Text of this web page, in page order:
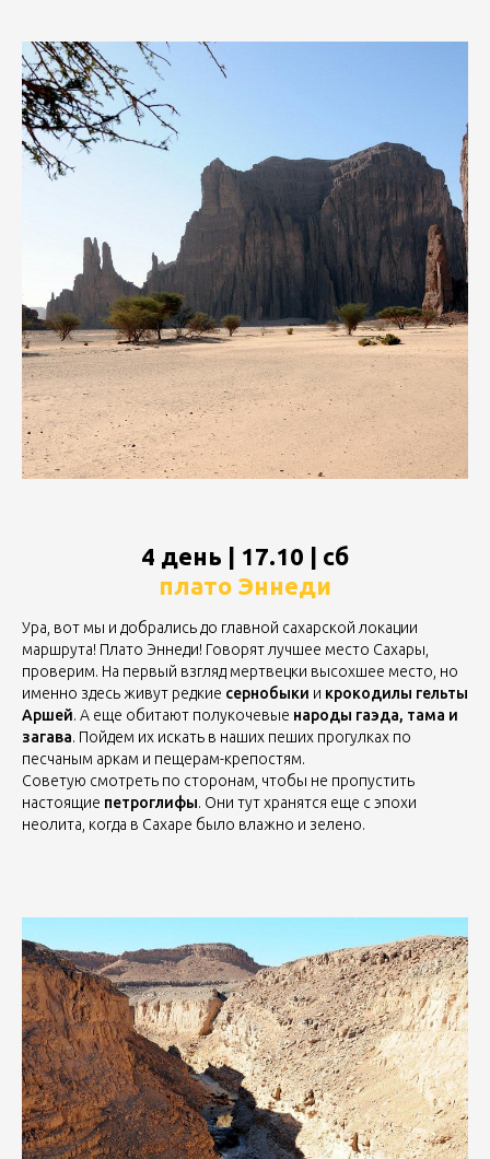
4 день | 17.10 | сб
плато Эннеди
Ура, вот мы и добрались до главной сахарской локации
маршрута! Плато Эннеди! Говорят лучшее место Сахары,
проверим. На первый взгляд мертвецки высохшее место, но
именно здесь живут редкие сернобыки и крокодилы гельты
Аршей. А еще обитают полукочевые народы гаэда, тама и
загава. Пойдем их искать в наших пеших прогулках по
песчаным аркам и пещерам-крепостям.
Советую смотреть по сторонам, чтобы не пропустить
настоящие петроглифы. Они тут хранятся еще с эпохи
неолита, когда в Сахаре было влажно и зелено.